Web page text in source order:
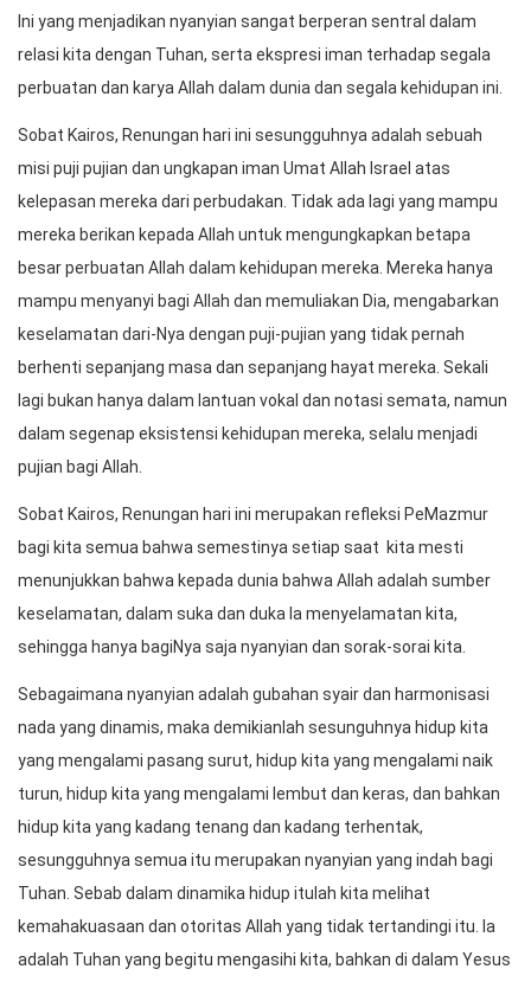
Ini yang menjadikan nyanyian sangat berperan sentral dalam
relasi kita dengan Tuhan, serta ekspresi iman terhadap segala
perbuatan dan karya Allah dalam dunia dan segala kehidupan ini.
Sobat Kairos, Renungan hari ini sesungguhnya adalah sebuah
misi puji pujian dan ungkapan iman Umat Allah Israel atas
kelepasan mereka dari perbudakan. Tidak ada lagi yang mampu
mereka berikan kepada Allah untuk mengungkapkan betapa
besar perbuatan Allah dalam kehidupan mereka. Mereka hanya
mampu menyanyi bagi Allah dan memuliakan Dia, mengabarkan
keselamatan dari-Nya dengan puji-pujian yang tidak pernah
berhenti sepanjang masa dan sepanjang hayat mereka. Sekali
lagi bukan hanya dalam lantuan vokal dan notasi semata, namun
dalam segenap eksistensi kehidupan mereka, selalu menjadi
pujian bagi Allah.
Sobat Kairos, Renungan hari ini merupakan refleksi PeMazmur
bagi kita semua bahwa semestinya setiap saat kita mesti
menunjukkan bahwa kepada dunia bahwa Allah adalah sumber
keselamatan, dalam suka dan duka Ia menyelamatan kita,
sehingga hanya bagiNya saja nyanyian dan sorak-sorai kita.
Sebagaimana nyanyian adalah gubahan syair dan harmonisasi
nada yang dinamis, maka demikianlah sesunguhnya hidup kita
yang mengalami pasang surut, hidup kita yang mengalami naik
turun, hidup kita yang mengalami lembut dan keras, dan bahkan
hidup kita yang kadang tenang dan kadang terhentak,
sesungguhnya semua itu merupakan nyanyian yang indah bagi
Tuhan. Sebab dalam dinamika hidup itulah kita melihat
kemahakuasaan dan otoritas Allah yang tidak tertandingi itu. Ia
adalah Tuhan yang begitu mengasihi kita, bahkan di dalam Yesus